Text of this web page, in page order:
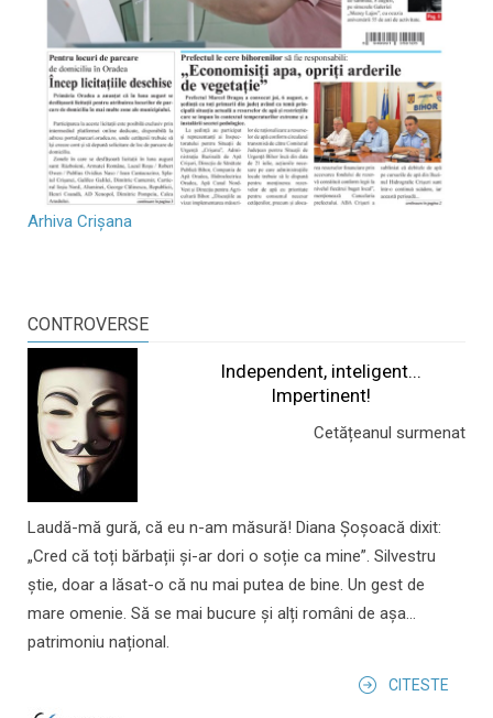
Arhiva Crișana
CONTROVERSE
Independent, inteligent...
Impertinent!
Cetățeanul surmenat
Laudă-mă gură, că eu n-am măsură! Diana Șoșoacă dixit:
„Cred că toți bărbații și-ar dori o soție ca mine”. Silvestru
știe, doar a lăsat-o că nu mai putea de bine. Un gest de
mare omenie. Să se mai bucure și alți români de așa...
patrimoniu național.
CITESTE